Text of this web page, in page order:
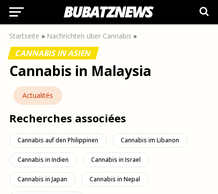
Startseite » Nachrichten über Cannabis »
CANNABIS IN ASIEN
Cannabis in Malaysia
Actualités
Recherches associées
Cannabis auf den Philippinen Cannabis im Libanon
Cannabis in Indien Cannabis in Israel
Cannabis in Japan Cannabis in Nepal